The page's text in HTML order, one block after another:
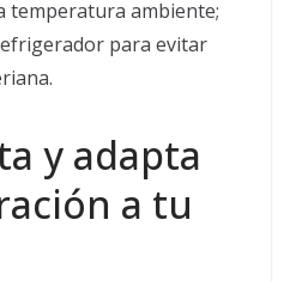
temperatura ambiente;
para evitar
y adapta
a tu